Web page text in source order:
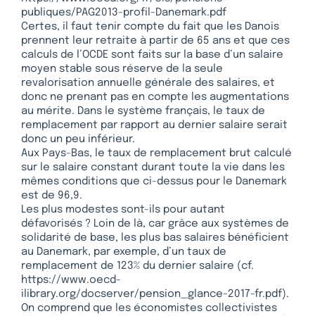
publiques/PAG2013-profil-Danemark.pdf
Certes, il faut tenir compte du fait que les Danois
prennent leur retraite à partir de 65 ans et que ces
calculs de l’OCDE sont faits sur la base d’un salaire
moyen stable sous réserve de la seule
revalorisation annuelle générale des salaires, et
donc ne prenant pas en compte les augmentations
au mérite. Dans le système français, le taux de
remplacement par rapport au dernier salaire serait
donc un peu inférieur.
Aux Pays-Bas, le taux de remplacement brut calculé
sur le salaire constant durant toute la vie dans les
mêmes conditions que ci-dessus pour le Danemark
est de 96,9.
Les plus modestes sont-ils pour autant
défavorisés ? Loin de là, car grâce aux systèmes de
solidarité de base, les plus bas salaires bénéficient
au Danemark, par exemple, d’un taux de
remplacement de 123% du dernier salaire (cf.
https://www.oecd-
ilibrary.org/docserver/pension_glance-2017-fr.pdf).
On comprend que les économistes collectivistes